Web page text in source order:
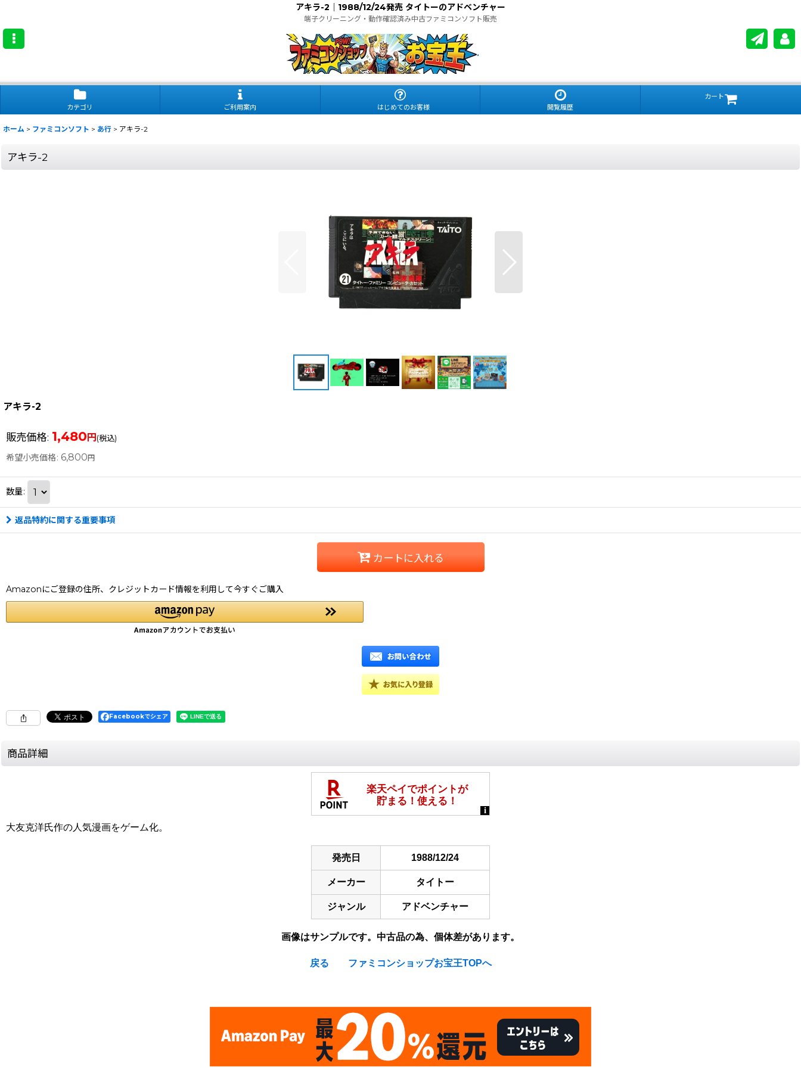
アキラ-2｜1988/12/24発売 タイトーのアドベンチャー
端子クリーニング・動作確認済み中古ファミコンソフト販売
.
カテゴリ ご利用案内 はじめてのお客様 閲覧履歴
カート
ホーム > ファミコンソフト > あ行 > アキラ-2
アキラ-2
アキラ-2
販売価格: 1,480 円 (税込)
希望小売価格: 6,800 円
数量:
返品特約に関する重要事項
カートに入れる
Amazonにご登録の住所、クレジットカード情報を利用して今すぐご購入
Facebookでシェア
商品詳細
大友克洋氏作の人気漫画をゲーム化。
発売日 1988/12/24
メーカー タイトー
ジャンル アドベンチャー
画像はサンプルです。中古品の為、個体差があります。
戻る ファミコンショップお宝王TOPへ